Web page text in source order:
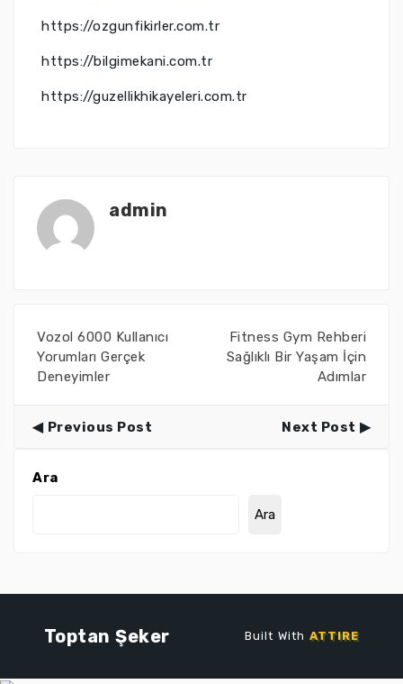
https://ozgunfikirler.com.tr
https://bilgimekani.com.tr
https://guzellikhikayeleri.com.tr
admin
Vozol 6000 Kullanıcı
Yorumları Gerçek
Deneyimler
Fitness Gym Rehberi
Sağlıklı Bir Yaşam İçin
Adımlar
Previous Post Next Post
Ara
Ara
Toptan Şeker Built WithATTIRE